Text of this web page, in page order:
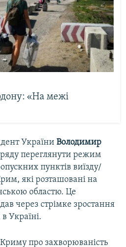
«На межі
України Володимир
переглянути режим
пунктів виїзду/
які розташовані на
областю. Це
через стрімке зростання
Україні.
про захворюваність